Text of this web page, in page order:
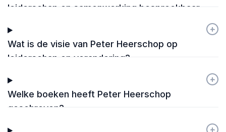
leiderschap en samenwerking bespreekbaar
Wat is de visie van Peter Heerschop op
leiderschap en verandering?
+
-
Welke boeken heeft Peter Heerschop
geschreven?
+
-
+
-